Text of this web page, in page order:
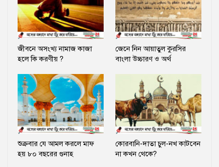
জীবনে অসংখ্য নামাজ কাজা
হলে কি করণীয় ?
জেনে নিন আয়াতুল কুরসির
বাংলা উচ্চারণ ও অর্থ
শুক্রবার যে আমল করলে মাফ
হয় ৮০ বছরের গুনাহ
কোরবানি-দাতা চুল-নখ কাটবেন
না কখন থেকে?